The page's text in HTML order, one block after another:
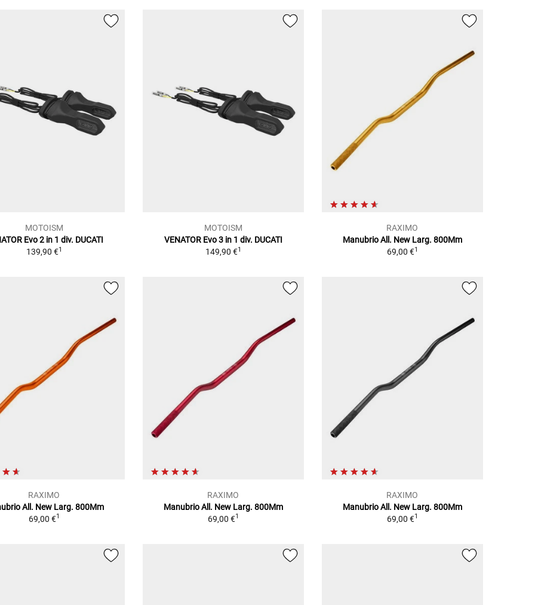
MOTOISM
Evo 2 in 1 div. DUCATI
139,90 €1
MOTOISM
VENATOR Evo 3 in 1 div. DUCATI
149,90 €1
RAXIMO
Manubrio All. New Larg. 800Mm
69,00 €1
RAXIMO
All. New Larg. 800Mm
69,00 €1
RAXIMO
Manubrio All. New Larg. 800Mm
69,00 €1
RAXIMO
Manubrio All. New Larg. 800Mm
69,00 €1